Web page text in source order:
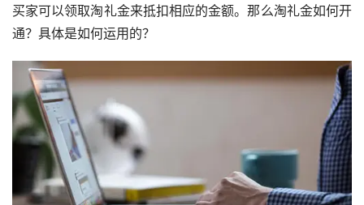
买家可以领取淘礼金来抵扣相应的金额。那么淘礼金如何开
通？具体是如何运用的？